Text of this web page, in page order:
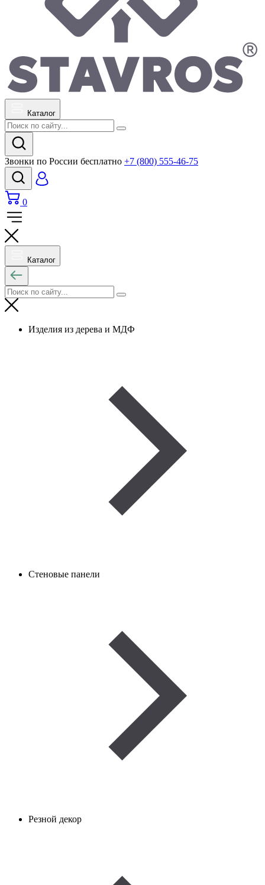
Каталог
Звонки по России бесплатно +7 (800) 555-46-75
0
Каталог
Изделия из дерева и МДФ
Стеновые панели
Резной декор